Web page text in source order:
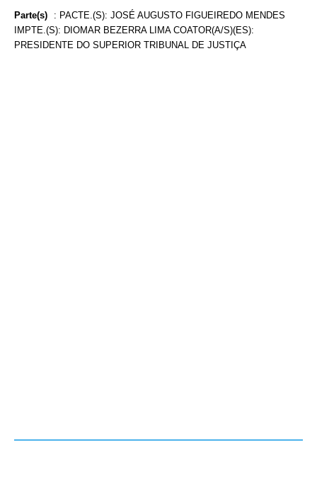
Parte(s) : PACTE.(S): JOSÉ AUGUSTO FIGUEIREDO MENDES
IMPTE.(S): DIOMAR BEZERRA LIMA COATOR(A/S)(ES):
PRESIDENTE DO SUPERIOR TRIBUNAL DE JUSTIÇA